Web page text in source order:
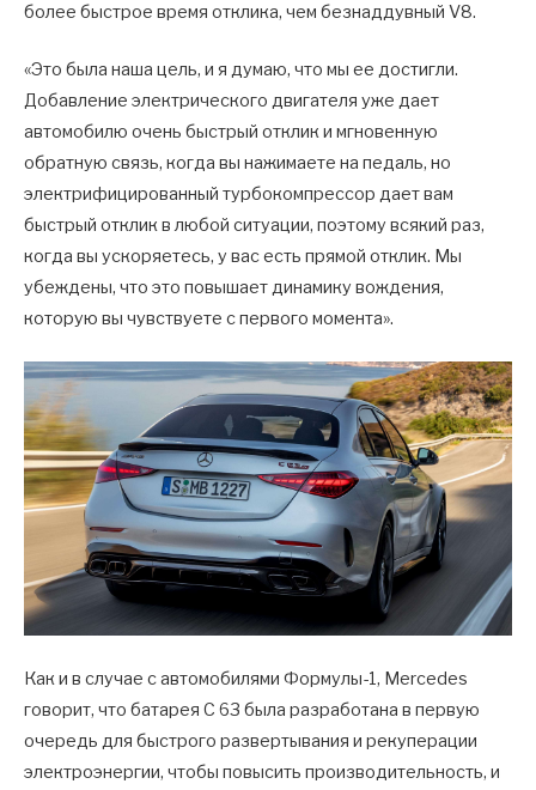
более быстрое время отклика, чем безнаддувный V8.
«Это была наша цель, и я думаю, что мы ее достигли.
Добавление электрического двигателя уже дает
автомобилю очень быстрый отклик и мгновенную
обратную связь, когда вы нажимаете на педаль, но
электрифицированный турбокомпрессор дает вам
быстрый отклик в любой ситуации, поэтому всякий раз,
когда вы ускоряетесь, у вас есть прямой отклик. Мы
убеждены, что это повышает динамику вождения,
которую вы чувствуете с первого момента».
Как и в случае с автомобилями Формулы-1, Mercedes
говорит, что батарея C 63 была разработана в первую
очередь для быстрого развертывания и рекуперации
электроэнергии, чтобы повысить производительность, и